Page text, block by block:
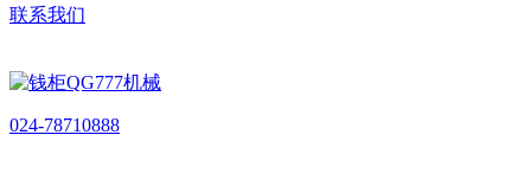
联系我们
024-78710888